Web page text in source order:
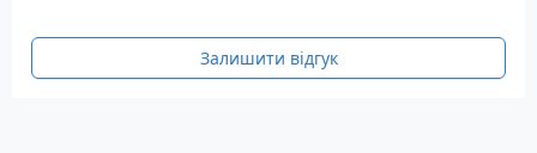
Хомути – 2 шт
Залишити відгук